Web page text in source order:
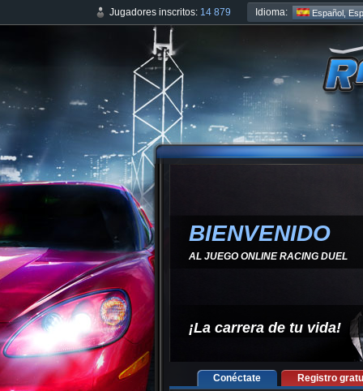
Jugadores inscritos: 14 879 Idioma: Español,
BIENVENIDO
AL JUEGO ONLINE RACING DUEL
¡La carrera de tu vida!
Conéctate Registro